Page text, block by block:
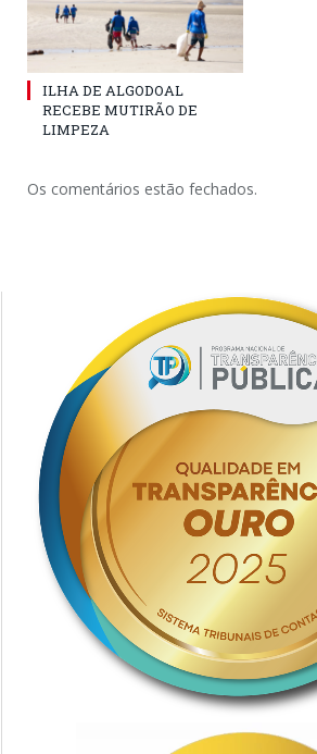
ILHA DE ALGODOAL
RECEBE MUTIRÃO DE
LIMPEZA
Os comentários estão fechados.